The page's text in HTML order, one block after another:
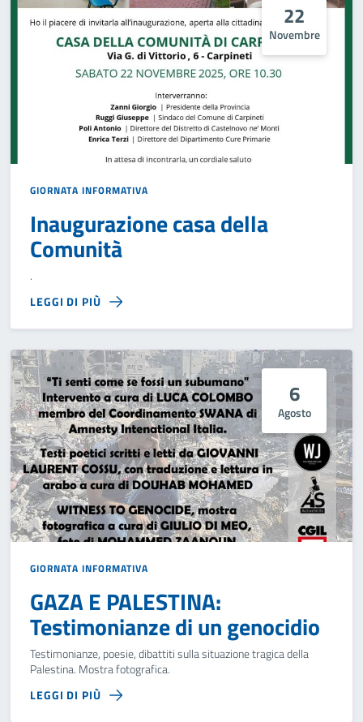
22
Novembre
GIORNATA INFORMATIVA
Inaugurazione casa della
Comunità
.
LEGGI DI PIÙ
6
Agosto
GIORNATA INFORMATIVA
GAZA E PALESTINA:
Testimonianze di un genocidio
Testimonianze, poesie, dibattiti sulla situazione tragica della
Palestina. Mostra fotografica.
LEGGI DI PIÙ